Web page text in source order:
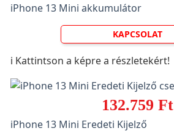
iPhone 13 Mini akkumulátor
KAPCSOLAT
ℹ️ Kattintson a képre a részletekért!
132.759 Ft
iPhone 13 Mini Eredeti Kijelző